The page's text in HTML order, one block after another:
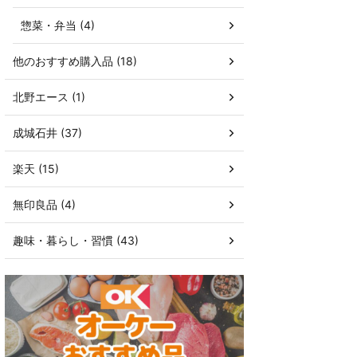
惣菜・弁当 (4)
他のおすすめ購入品 (18)
北野エース (1)
成城石井 (37)
楽天 (15)
無印良品 (4)
趣味・暮らし・習慣 (43)